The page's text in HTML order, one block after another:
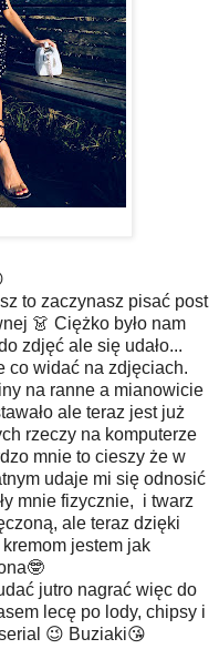
to zaczynasz pisać post
👗 Ciężko było nam
zdjęć ale się udało...
co widać na zdjęciach.
na ranne a mianowicie
ale teraz jest już
rzeczy na komputerze
mnie to cieszy że w
udaje mi się odnosić
mnie fizycznie, i twarz
ale teraz dzięki
jestem jak
jutro nagrać więc do
lecę po lody, chipsy i
😉 Buziaki😘